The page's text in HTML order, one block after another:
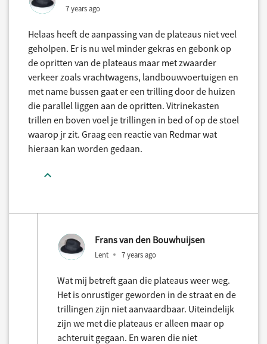
7 years ago
Helaas heeft de aanpassing van de plateaus niet veel
geholpen. Er is nu wel minder gekras en gebonk op
de opritten van de plateaus maar met zwaarder
verkeer zoals vrachtwagens, landbouwvoertuigen en
met name bussen gaat er een trilling door de huizen
die parallel liggen aan de opritten. Vitrinekasten
trillen en boven voel je trillingen in bed of op de stoel
waarop jr zit. Graag een reactie van Redmar wat
hieraan kan worden gedaan.
Frans van den Bouwhuijsen
Lent 7 years ago
Wat mij betreft gaan die plateaus weer weg.
Het is onrustiger geworden in de straat en de
trillingen zijn niet aanvaardbaar. Uiteindelijk
zijn we met die plateaus er alleen maar op
achteruit gegaan. En waren die niet